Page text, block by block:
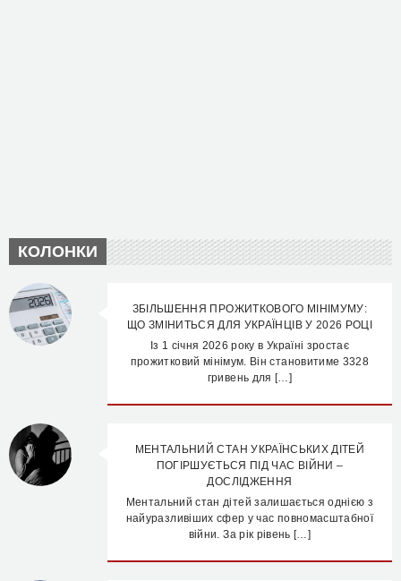
КОЛОНКИ
ЗБІЛЬШЕННЯ ПРОЖИТКОВОГО МІНІМУМУ:
ЩО ЗМІНИТЬСЯ ДЛЯ УКРАЇНЦІВ У 2026 РОЦІ
Із 1 січня 2026 року в Україні зростає
прожитковий мінімум. Він становитиме 3328
гривень для […]
МЕНТАЛЬНИЙ СТАН УКРАЇНСЬКИХ ДІТЕЙ
ПОГІРШУЄТЬСЯ ПІД ЧАС ВІЙНИ –
ДОСЛІДЖЕННЯ
Ментальний стан дітей залишається однією з
найуразливіших сфер у час повномасштабної
війни. За рік рівень […]